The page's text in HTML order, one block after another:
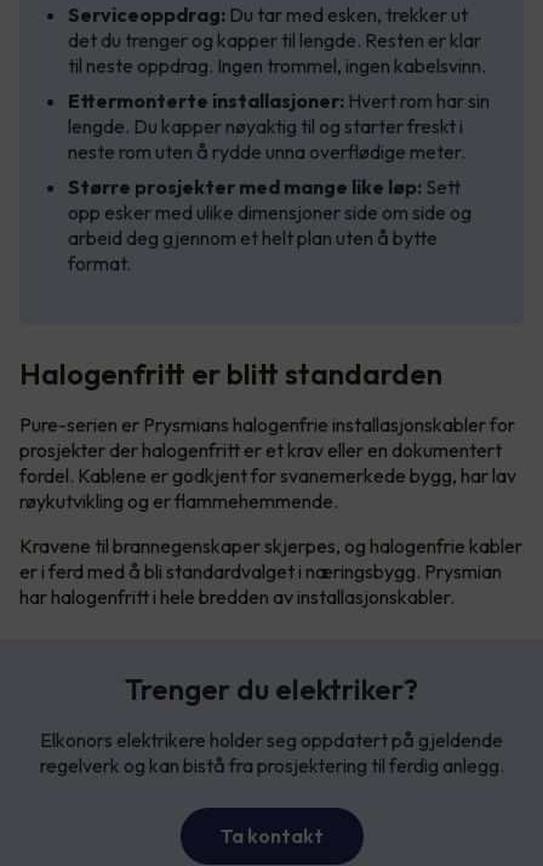
Serviceoppdrag: Du tar med esken, trekker ut
det du trenger og kapper til lengde. Resten er klar
til neste oppdrag. Ingen trommel, ingen kabelsvinn.
Ettermonterte installasjoner: Hvert rom har sin
lengde. Du kapper nøyaktig til og starter freskt i
neste rom uten å rydde unna overflødige meter.
Større prosjekter med mange like løp: Sett
opp esker med ulike dimensjoner side om side og
arbeid deg gjennom et helt plan uten å bytte
format.
Halogenfritt er blitt standarden
Pure-serien er Prysmians halogenfrie installasjonskabler for
prosjekter der halogenfritt er et krav eller en dokumentert
fordel. Kablene er godkjent for svanemerkede bygg, har lav
røykutvikling og er flammehemmende.
Kravene til brannegenskaper skjerpes, og halogenfrie kabler
er i ferd med å bli standardvalget i næringsbygg. Prysmian
har halogenfritt i hele bredden av installasjonskabler.
Trenger du elektriker?
Elkonors elektrikere holder seg oppdatert på gjeldende
regelverk og kan bistå fra prosjektering til ferdig anlegg.
Ta kontakt